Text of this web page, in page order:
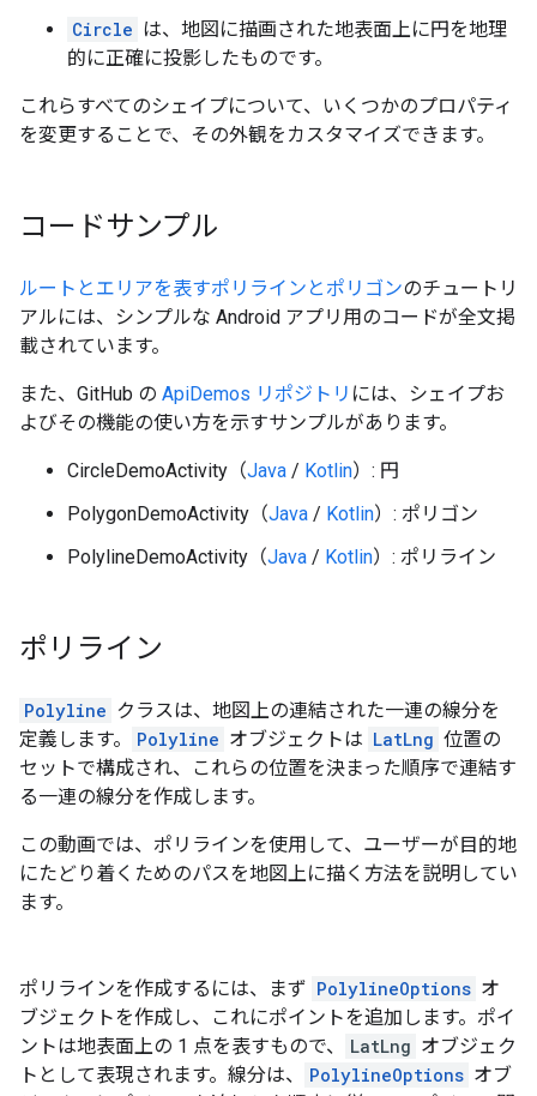
Circle は、地図に描画された地表面上に円を地理
的に正確に投影したものです。
これらすべてのシェイプについて、いくつかのプロパティ
を変更することで、その外観をカスタマイズできます。
コードサンプル
ルートとエリアを表すポリラインとポリゴンのチュートリ
アルには、シンプルな Android アプリ用のコードが全文掲
載されています。
また、GitHub の ApiDemos リポジトリ には、シェイプお
よびその機能の使い方を示すサンプルがあります。
CircleDemoActivity（Java / Kotlin）: 円
PolygonDemoActivity（Java / Kotlin）: ポリゴン
PolylineDemoActivity（Java / Kotlin）: ポリライン
ポリライン
Polyline クラスは、地図上の連結された一連の線分を
定義します。
Polyline オブジェクトは LatLng 位置の
セットで構成され、これらの位置を決まった順序で連結す
る一連の線分を作成します。
この動画では、ポリラインを使用して、ユーザーが目的地
にたどり着くためのパスを地図上に描く方法を説明してい
ます。
ポリラインを作成するには、まず PolylineOptions オ
ブジェクトを作成し、これにポイントを追加します。ポイ
ントは地表面上の 1 点を表すもので、
LatLng オブジェク
トとして表現されます。線分は、
PolylineOptions オブ